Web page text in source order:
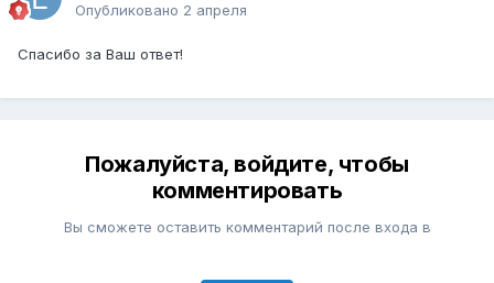
Опубликовано 2 апреля
Спасибо за Ваш ответ!
Пожалуйста, войдите, чтобы
комментировать
Вы сможете оставить комментарий после входа в